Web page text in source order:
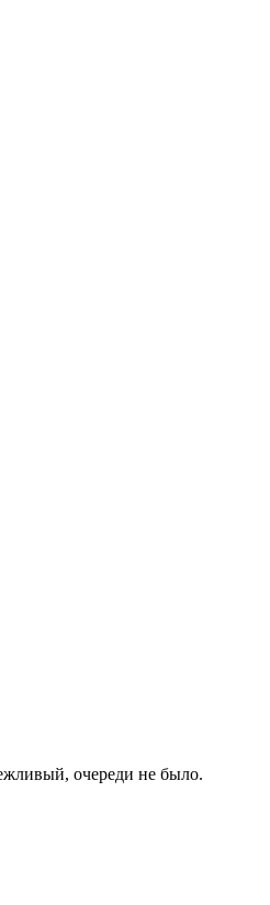
очереди не было.